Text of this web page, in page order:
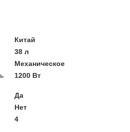
Китай
38 л
Механическое
1200 Вт
Да
Нет
4